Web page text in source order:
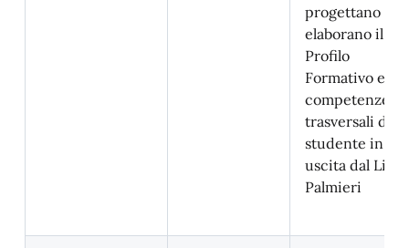
progettano ed
elaborano il
Profilo
Formativo e le
competenze
trasversali
studente in
uscita dal
Palmieri